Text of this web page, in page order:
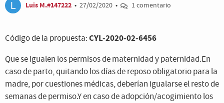
Luis M.#147222 • 27/02/2020 • 1 comentario
Código de la propuesta:CYL-2020-02-6456
Que se igualen los permisos de maternidad y paternidad.En
caso de parto, quitando los días de reposo obligatorio para la
madre, por cuestiones médicas, deberían igualarse el resto de
semanas de permiso.Y en caso de adopción/acogimiento los